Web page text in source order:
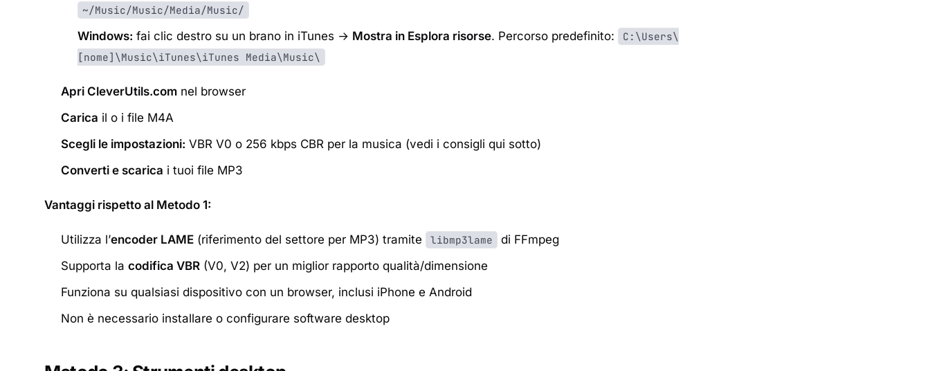
~/Music/Music/Media/Music/
Windows: fai clic destro su un brano in iTunes → Mostra in Esplora risorse. Percorso predefinito:
C:\Users\
[nome]\Music\iTunes\iTunes Media\Music\
Apri CleverUtils.com nel browser
Carica il o i file M4A
Scegli le impostazioni: VBR V0 o 256 kbps CBR per la musica (vedi i consigli qui sotto)
Converti e scarica i tuoi file MP3
Vantaggi rispetto al Metodo 1:
Utilizza l’encoder LAME (riferimento del settore per MP3) tramite libmp3lame
di FFmpeg
Supporta la codifica VBR (V0, V2) per un miglior rapporto qualità/dimensione
Funziona su qualsiasi dispositivo con un browser, inclusi iPhone e Android
Non è necessario installare o configurare software desktop